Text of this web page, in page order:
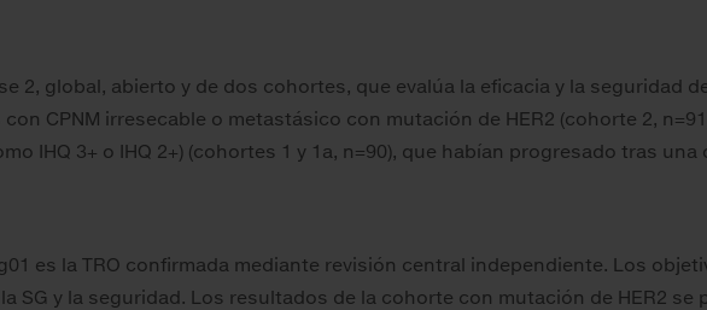
2, global, abierto y de dos cohortes, que evalúa la eficacia y la seguridad
CPNM irresecable o metastásico con mutación de HER2 (cohorte 2,
IHQ 3+ o IHQ 2+) (cohortes 1 y 1a, n=90), que habían progresado tras una
es la TRO confirmada mediante revisión central independiente. Los
la SG y la seguridad. Los resultados de la cohorte con mutación de HER2 se